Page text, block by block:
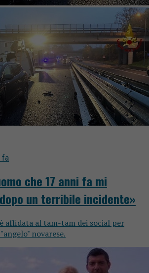
fa
che 17 anni fa mi
un terribile incidente»
affidata al tam-tam dei social per
novarese.